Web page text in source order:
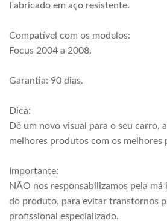
Fabricado em aço resistente.
Compatível com os modelos:
Focus 2004 a 2008.
Garantia: 90 dias.
Dica:
Dê um novo visual para o seu carro,
melhores produtos com os melhores
Importante:
NÃO nos responsabilizamos pela
do produto, para evitar transtornos
profissional especializado.